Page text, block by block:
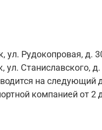
ул. Рудокопровая, д.
ул. Станиславского,
на следующий
компанией от 2